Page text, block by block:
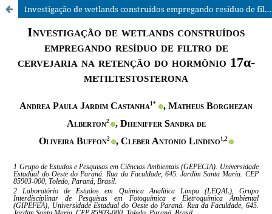
Investigação de wetlands construídos empregando resíduo de filtro de cervejaria na retenção do hormônio 17α-metiltestosterona